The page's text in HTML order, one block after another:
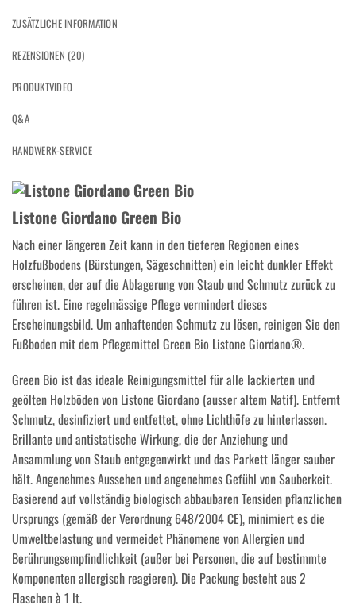
ZUSÄTZLICHE INFORMATION
REZENSIONEN (20)
PRODUKTVIDEO
Q&A
HANDWERK-SERVICE
Listone Giordano Green Bio
Nach einer längeren Zeit kann in den tieferen Regionen eines
Holzfußbodens (Bürstungen, Sägeschnitten) ein leicht dunkler Effekt
erscheinen, der auf die Ablagerung von Staub und Schmutz zurück zu
führen ist. Eine regelmässige Pflege vermindert dieses
Erscheinungsbild. Um anhaftenden Schmutz zu lösen, reinigen Sie den
Fußboden mit dem Pflegemittel Green Bio Listone Giordano®.
Green Bio ist das ideale Reinigungsmittel für alle lackierten und
geölten Holzböden von Listone Giordano (ausser altem Natif). Entfernt
Schmutz, desinfiziert und entfettet, ohne Lichthöfe zu hinterlassen.
Brillante und antistatische Wirkung, die der Anziehung und
Ansammlung von Staub entgegenwirkt und das Parkett länger sauber
hält. Angenehmes Aussehen und angenehmes Gefühl von Sauberkeit.
Basierend auf vollständig biologisch abbaubaren Tensiden pflanzlichen
Ursprungs (gemäß der Verordnung 648/2004 CE), minimiert es die
Umweltbelastung und vermeidet Phänomene von Allergien und
Berührungsempfindlichkeit (außer bei Personen, die auf bestimmte
Komponenten allergisch reagieren). Die Packung besteht aus 2
Flaschen à 1 lt.